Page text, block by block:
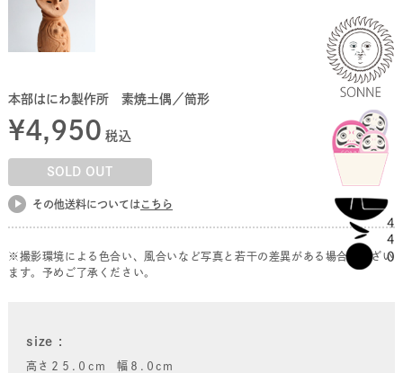
本部はにわ製作所 素焼土偶／筒形
¥4,950 税込
SOLD OUT
その他送料については こちら
※撮影環境による色合い、風合いなど写真と若干の差異がある場合がござい
ます。予めご了承ください。
size
高さ２５.０cm 幅８.０cm